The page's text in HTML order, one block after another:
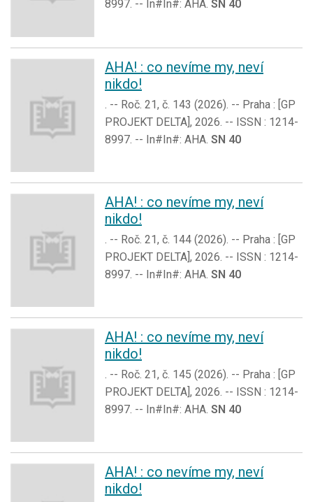
8997. -- In#In#: AHA. SN 40
AHA! : co nevíme my, neví
nikdo!
. -- Roč. 21, č. 143 (2026). -- Praha : [GP
PROJEKT DELTA], 2026. -- ISSN : 1214-
8997. -- In#In#: AHA. SN 40
AHA! : co nevíme my, neví
nikdo!
. -- Roč. 21, č. 144 (2026). -- Praha : [GP
PROJEKT DELTA], 2026. -- ISSN : 1214-
8997. -- In#In#: AHA. SN 40
AHA! : co nevíme my, neví
nikdo!
. -- Roč. 21, č. 145 (2026). -- Praha : [GP
PROJEKT DELTA], 2026. -- ISSN : 1214-
8997. -- In#In#: AHA. SN 40
AHA! : co nevíme my, neví
nikdo!